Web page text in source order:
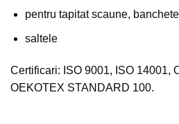
pentru tapitat scaune,
saltele
Certificari: ISO 9001, ISO 14001,
OEKOTEX STANDARD 100.